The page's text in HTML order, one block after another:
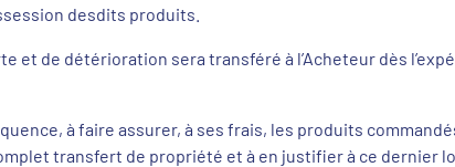
desdits produits.
et de détérioration sera transféré à l’Acheteur dès
à faire assurer, à ses frais, les produits
transfert de propriété et à en justifier à ce dernier